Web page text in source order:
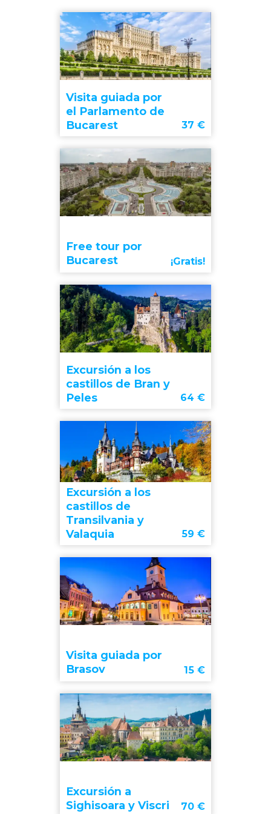
Visita guiada por
el Parlamento de
Bucarest
37 €
Free tour por
Bucarest
¡Gratis!
Excursión a los
castillos de Bran y
Peles
64 €
Excursión a los
castillos de
Transilvania y
Valaquia
59 €
Visita guiada por
Brasov
15 €
Excursión a
Sighisoara y Viscri
70 €